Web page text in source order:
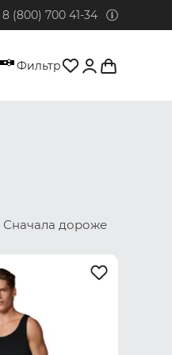
8 (800) 700 41-34
Фильтр
Сначала дороже